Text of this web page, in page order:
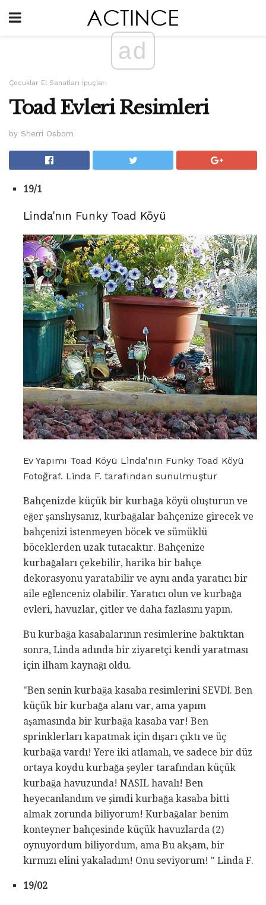
ad
Çocuklar El Sanatları İpuçları
Toad Evleri Resimleri
by Sherri Osborn
19/1
Linda'nın Funky Toad Köyü
Ev Yapımı Toad Köyü Linda'nın Funky Toad Köyü
Fotoğraf. Linda F. tarafından sunulmuştur
Bahçenizde küçük bir kurbağa köyü oluşturun ve
eğer şanslıysanız, kurbağalar bahçenize girecek ve
bahçenizi istenmeyen böcek ve sümüklü
böceklerden uzak tutacaktır. Bahçenize
kurbağaları çekebilir, harika bir bahçe
dekorasyonu yaratabilir ve aynı anda yaratıcı bir
aile eğlenceniz olabilir. Yaratıcı olun ve kurbağa
evleri, havuzlar, çitler ve daha fazlasını yapın.
Bu kurbağa kasabalarının resimlerine baktıktan
sonra, Linda adında bir ziyaretçi kendi yaratması
için ilham kaynağı oldu.
"Ben senin kurbağa kasaba resimlerini SEVDİ. Ben
küçük bir kurbağa alanı var, ama yapım
aşamasında bir kurbağa kasaba var! Ben
sprinklerları kapatmak için dışarı çıktı ve üç
kurbağa vardı! Yere iki atlamalı, ve sadece bir düz
ortaya koydu kurbağa şeyler tarafından küçük
kurbağa havuzunda! NASIL havalı! Ben
heyecanlandım ve şimdi kurbağa kasaba bitti
almak zorunda biliyorum! Kurbağalar benim
konteyner bahçesinde küçük havuzlarda (2)
oynuyordum biliyordum, ama Bu akşam, bir
kırmızı elini yakaladım! Onu seviyorum! " Linda F.
19/02